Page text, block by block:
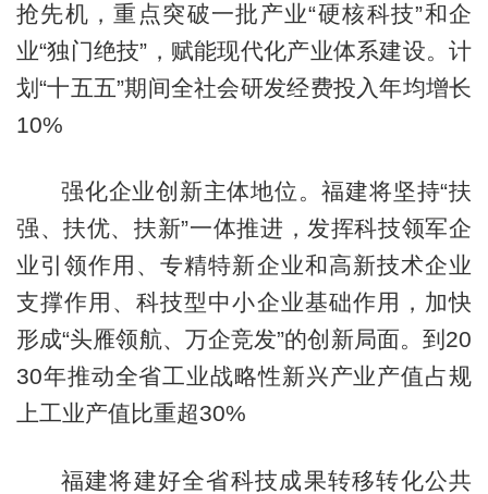
抢先机，重点突破一批产业“硬核科技”和企
业“独门绝技”，赋能现代化产业体系建设。计
划“十五五”期间全社会研发经费投入年均增长
10%
强化企业创新主体地位。福建将坚持“扶
强、扶优、扶新”一体推进，发挥科技领军企
业引领作用、专精特新企业和高新技术企业
支撑作用、科技型中小企业基础作用，加快
形成“头雁领航、万企竞发”的创新局面。到20
30年推动全省工业战略性新兴产业产值占规
上工业产值比重超30%
福建将建好全省科技成果转移转化公共